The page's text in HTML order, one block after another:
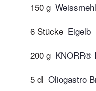
150 g Weissmehl
6 Stücke Eigelb
200 g KNORR®
5 dl Oliogastro